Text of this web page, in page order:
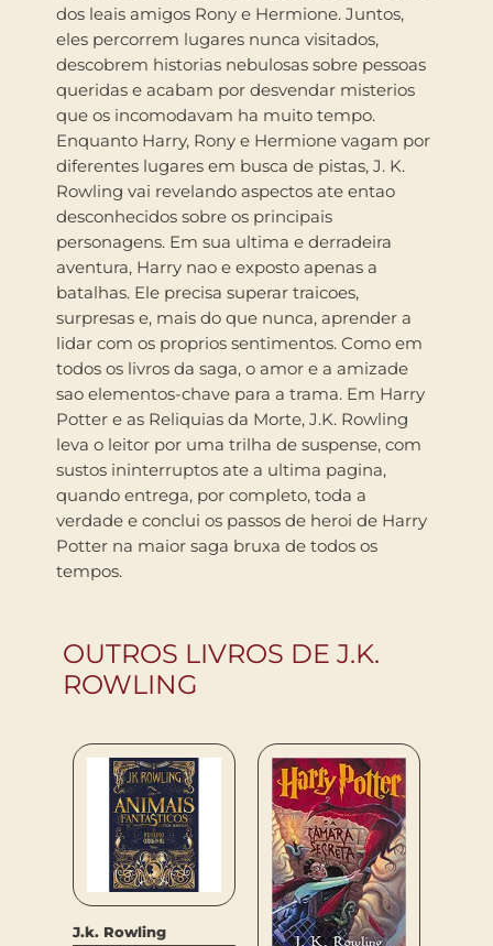
dos leais amigos Rony e Hermione. Juntos,
eles percorrem lugares nunca visitados,
descobrem historias nebulosas sobre pessoas
queridas e acabam por desvendar misterios
que os incomodavam ha muito tempo.
Enquanto Harry, Rony e Hermione vagam por
diferentes lugares em busca de pistas, J. K.
Rowling vai revelando aspectos ate entao
desconhecidos sobre os principais
personagens. Em sua ultima e derradeira
aventura, Harry nao e exposto apenas a
batalhas. Ele precisa superar traicoes,
surpresas e, mais do que nunca, aprender a
lidar com os proprios sentimentos. Como em
todos os livros da saga, o amor e a amizade
sao elementos-chave para a trama. Em Harry
Potter e as Reliquias da Morte, J.K. Rowling
leva o leitor por uma trilha de suspense, com
sustos ininterruptos ate a ultima pagina,
quando entrega, por completo, toda a
verdade e conclui os passos de heroi de Harry
Potter na maior saga bruxa de todos os
tempos.
OUTROS LIVROS DE J.K.
ROWLING
J.k. Rowling